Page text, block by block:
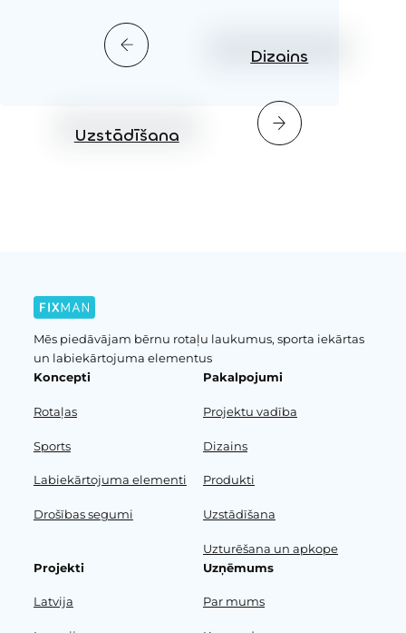
Dizains
Uzstādīšana
Mēs piedāvājam bērnu rotaļu laukumus, sporta iekārtas
un labiekārtojuma elementus
Koncepti
Rotaļas
Sports
Labiekārtojuma elementi
Drošības segumi
Pakalpojumi
Projektu vadība
Dizains
Produkti
Uzstādīšana
Uzturēšana un apkope
Projekti
Latvija
Uzņēmums
Par mums